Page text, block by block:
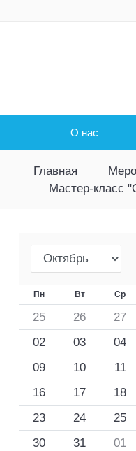
О нас
Главная
Мастер-класс
Пн Вт Ср
25 26 27
02
03 04
09
10 11
16
17 18
23
24 25
30
31 01